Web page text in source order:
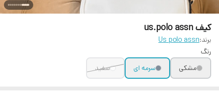
کیف us.polo assn
برند:Us polo assn
رنگ
مشکی
سرمه ای سفید